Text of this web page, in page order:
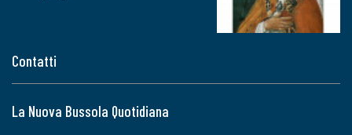
Contatti
La Nuova Bussola Quotidiana